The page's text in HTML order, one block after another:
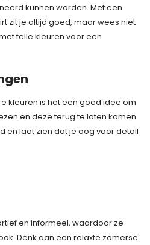
kunnen worden. Met een
zit je altijd goed, maar wees niet
felle kleuren voor een
kleuren is het een goed idee om
en deze terug te laten komen
en laat zien dat je oog voor detail
en informeel, waardoor ze
Denk aan een relaxte zomerse